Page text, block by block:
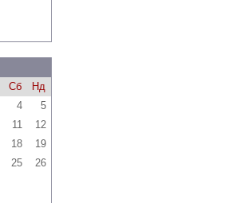
Сб
Нд
4
5
11
12
18
19
25
26